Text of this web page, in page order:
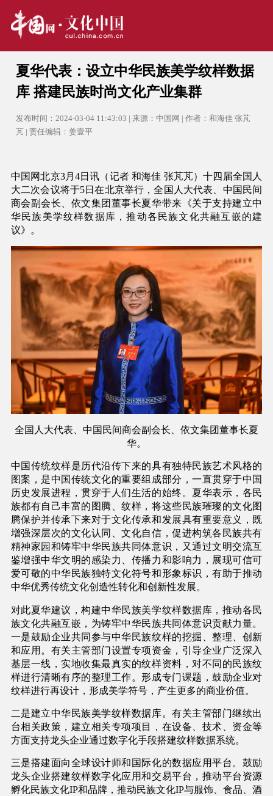
夏华代表：设立中华民族美学纹样数据
库 搭建民族时尚文化产业集群
发布时间：2024-03-04 11:43:03 | 来源：中国网 | 作者：和海佳 张芃
芃 | 责任编辑：姜壹平
中国网北京3月4日讯（记者 和海佳 张芃芃）十四届全国人
大二次会议将于5日在北京举行，全国人大代表、中国民间
商会副会长、依文集团董事长夏华带来《关于支持建立中
华民族美学纹样数据库，推动各民族文化共融互嵌的建
议》。
全国人大代表、中国民间商会副会长、依文集团董事长夏
华。
中国传统纹样是历代沿传下来的具有独特民族艺术风格的
图案，是中国传统文化的重要组成部分，一直贯穿于中国
历史发展进程，贯穿于人们生活的始终。夏华表示，各民
族都有自己丰富的图腾、纹样，将这些民族璀璨的文化图
腾保护并传承下来对于文化传承和发展具有重要意义，既
增强深层次的文化认同、文化自信，促进构筑各民族共有
精神家园和铸牢中华民族共同体意识，又通过文明交流互
鉴增强中华文明的感染力、传播力和影响力，展现可信可
爱可敬的中华民族独特文化符号和形象标识，有助于推动
中华优秀传统文化创造性转化和创新性发展。
对此夏华建议，构建中华民族美学纹样数据库，推动各民
族文化共融互嵌，为铸牢中华民族共同体意识贡献力量。
一是鼓励企业共同参与中华民族纹样的挖掘、整理、创新
和应用。有关主管部门设置专项资金，引导企业广泛深入
基层一线，实地收集最真实的纹样资料，对不同的民族纹
样进行清晰有序的整理工作。形成专门课题，鼓励企业对
纹样进行再设计，形成美学符号，产生更多的商业价值。
二是建立中华民族美学纹样数据库。有关主管部门继续出
台相关政策，建立相关专项项目，在设备、技术、资金等
方面支持龙头企业通过数字化手段搭建纹样数据系统。
三是搭建面向全球设计师和国际化的数据应用平台。鼓励
龙头企业搭建纹样数字化应用和交易平台，推动平台资源
孵化民族文化IP和品牌，推动民族文化IP与服饰、食品、酒